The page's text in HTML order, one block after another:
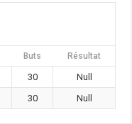
Buts Résultat
30
Null
30 Null